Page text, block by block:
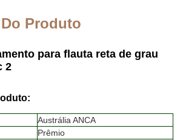
Produto
para flauta reta de grau
2
Austrália ANCA
Prêmio